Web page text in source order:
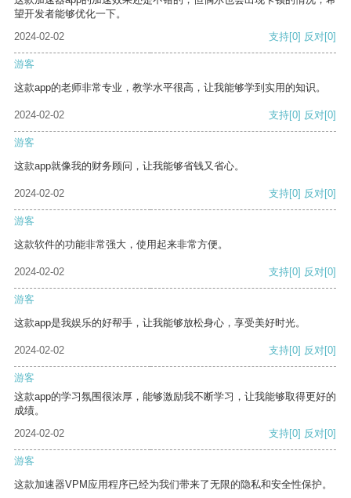
望开发者能够优化一下。
2024-02-02
支持[0] 反对[0]
游客
这款app的老师非常专业，教学水平很高，让我能够学到实用的知识。
2024-02-02 支持[0] 反对[0]
游客
这款app就像我的财务顾问，让我能够省钱又省心。
2024-02-02 支持[0] 反对[0]
游客
这款软件的功能非常强大，使用起来非常方便。
2024-02-02 支持[0] 反对[0]
游客
这款app是我娱乐的好帮手，让我能够放松身心，享受美好时光。
2024-02-02 支持[0] 反对[0]
游客
这款app的学习氛围很浓厚，能够激励我不断学习，让我能够取得更好的
成绩。
2024-02-02
支持[0] 反对[0]
游客
这款加速器VPM应用程序已经为我们带来了无限的隐私和安全性保护。